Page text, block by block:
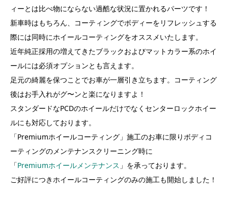
ィーとは比べ物にならない過酷な状況に置かれるパーツです！
新車時はもちろん、コーティングでボディーをリフレッシュする
際には同時にホイールコーティングをオススメいたします。
近年純正採用の増えてきたブラックおよびマットカラー系のホイ
ールには必須オプションとも言えます。
足元の綺麗を保つことでお車が一層引き立ちます。コーティング
後はお手入れがグ〜ンと楽になりますよ！
スタンダードなPCDのホイールだけでなくセンターロックホイー
ルにも対応しております。
「Premiumホイールコーティング」施工のお車に限りボディコ
ーティングのメンテナンスクリーニング時に
「Premiumホイールメンテナンス 」を承っております。
ご好評につきホイールコーティングのみの施工も開始しました！